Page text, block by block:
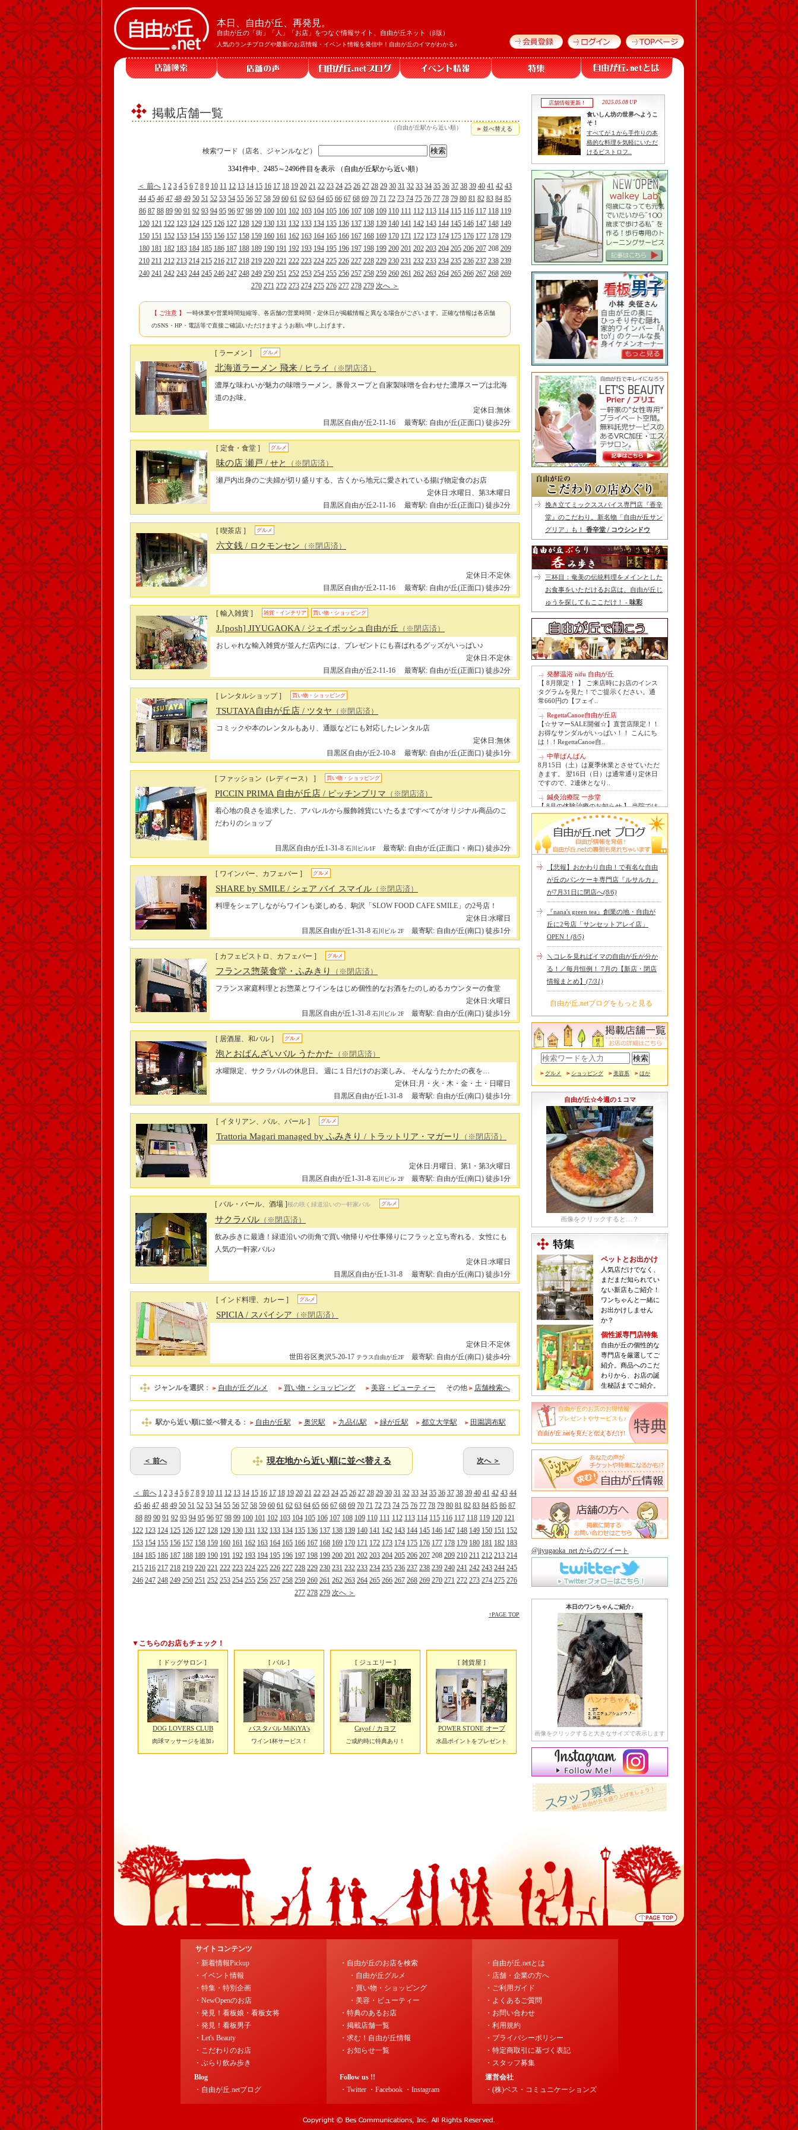
本日、自由が丘、再発見。
自由が丘の「街」「人」「お店」をつなぐ情報サイト、自由が丘ネット（β版）
人気のランチブログや最新のお店情報・イベント情報を発信中！自由が丘のイマがわかる♪
掲載店舗一覧
並べ替える
（自由が丘駅から近い順）
検索ワード（店名、ジャンルなど）
3341件中、2485～2496件目を表示 （自由が丘駅から近い順）
＜ 前へ 1 2 3 4 5 6 7 8 9 10 11 12 13 14 15 16 17 18 19 20 21 22 23 24 25 26 27 28 29 30 31 32 33 34 35 36 37 38 39 40 41 42 43
44 45 46 47 48 49 50 51 52 53 54 55 56 57 58 59 60 61 62 63 64 65 66 67 68 69 70 71 72 73 74 75 76 77 78 79 80 81 82 83 84 85
86 87 88 89 90 91 92 93 94 95 96 97 98 99 100 101 102 103 104 105 106 107 108 109 110 111 112 113 114 115 116 117 118 119
120 121 122 123 124 125 126 127 128 129 130 131 132 133 134 135 136 137 138 139 140 141 142 143 144 145 146 147 148 149
150 151 152 153 154 155 156 157 158 159 160 161 162 163 164 165 166 167 168 169 170 171 172 173 174 175 176 177 178 179
180 181 182 183 184 185 186 187 188 189 190 191 192 193 194 195 196 197 198 199 200 201 202 203 204 205 206 207 208 209
210 211 212 213 214 215 216 217 218 219 220 221 222 223 224 225 226 227 228 229 230 231 232 233 234 235 236 237 238 239
240 241 242 243 244 245 246 247 248 249 250 251 252 253 254 255 256 257 258 259 260 261 262 263 264 265 266 267 268 269
270 271 272 273 274 275 276 277 278 279 次へ ＞
【 ご注意 】
一時休業や営業時間短縮等、各店舗の営業時間・定休日が掲載情報と異なる場合がございます。正確な情報は各店舗
のSNS・HP・電話等で直接ご確認いただけますようお願い申し上げます。
[ ラーメン ] グルメ
北海道ラーメン 飛来 / ヒライ
（※閉店済）
濃厚な味わいが魅力の味噌ラーメン。豚骨スープと自家製味噌を合わせた濃厚スープは北海
道のお味。
定休日:無休
目黒区自由が丘2-11-16
最寄駅: 自由が丘(正面口) 徒歩2分
[ 定食・食堂 ] グルメ
味の店 瀬戸 / せと
（※閉店済）
瀬戸内出身のご夫婦が切り盛りする、古くから地元に愛されている揚げ物定食のお店
定休日:水曜日、第3木曜日
目黒区自由が丘2-11-16
最寄駅: 自由が丘(正面口) 徒歩2分
[ 喫茶店 ] グルメ
六文銭 / ロクモンセン （※閉店済）
定休日:不定休
目黒区自由が丘2-11-16
最寄駅: 自由が丘(正面口) 徒歩2分
[ 輸入雑貨 ] 雑貨・インテリア 買い物・ショッピング
J.[posh] JIYUGAOKA / ジェイポッシュ自由が丘
（※閉店済）
おしゃれな輸入雑貨が並んだ店内には、プレゼントにも喜ばれるグッズがいっぱい♪
定休日:不定休
目黒区自由が丘2-11-16
最寄駅: 自由が丘(正面口) 徒歩2分
[ レンタルショップ ] 買い物・ショッピング
TSUTAYA自由が丘店 / ツタヤ （※閉店済）
コミックや本のレンタルもあり、通販などにも対応したレンタル店
定休日:無休
目黒区自由が丘2-10-8
最寄駅: 自由が丘(正面口) 徒歩1分
[ ファッション（レディース） ] 買い物・ショッピング
PICCIN PRIMA 自由が丘店 / ピッチンプリマ （※閉店済）
着心地の良さを追求した、アパレルから服飾雑貨にいたるまですべてがオリジナル商品のこ
だわりのショップ
目黒区自由が丘1-31-8 石川ビル1F 最寄駅: 自由が丘(正面口・南口) 徒歩2分
[ ワインバー、カフェバー ] グルメ
SHARE by SMILE / シェア バイ スマイル （※閉店済）
料理をシェアしながらワインも楽しめる、駒沢「SLOW FOOD CAFE SMILE」の2号店！
定休日:水曜日
目黒区自由が丘1-31-8 石川ビル 2F 最寄駅: 自由が丘(南口) 徒歩1分
[ カフェビストロ、カフェバー ] グルメ
フランス惣菜食堂・ふみきり
（※閉店済）
フランス家庭料理とお惣菜とワインをはじめ個性的なお酒をたのしめるカウンターの食堂
定休日:火曜日
目黒区自由が丘1-31-8 石川ビル 2F 最寄駅: 自由が丘(南口) 徒歩1分
[ 居酒屋、和バル ] グルメ
泡とおばんざいバル うたかた
（※閉店済）
水曜限定、サクラバルの休息日。 週に１日だけのお楽しみ。 そんなうたかたの夜を…
定休日:月・火・木・金・土・日曜日
目黒区自由が丘1-31-8
最寄駅: 自由が丘(南口) 徒歩1分
[ イタリアン、バル、バール ] グルメ
Trattoria Magari managed by ふみきり / トラットリア・マガーリ （※閉店済）
定休日:月曜日、第1・第3火曜日
目黒区自由が丘1-31-8 石川ビル 2F 最寄駅: 自由が丘(南口) 徒歩1分
[ バル・バール、酒場 ]桜の咲く緑道沿いの一軒家バル グルメ
サクラバル （※閉店済）
飲み歩きに最適！緑道沿いの街角で買い物帰りや仕事帰りにフラッと立ち寄れる、女性にも
人気の一軒家バル♪
定休日:水曜日
目黒区自由が丘1-31-8
最寄駅: 自由が丘(南口) 徒歩1分
[ インド料理、カレー ] グルメ
SPICIA / スパイシア （※閉店済）
定休日:不定休
世田谷区奥沢5-20-17 テラス自由が丘2F 最寄駅: 自由が丘(南口) 徒歩4分
ジャンルを選択 ： 自由が丘グルメ 買い物・ショッピング 美容・ビューティー その他 店舗検索へ
駅から近い順に並べ替える ： 自由が丘駅 奥沢駅 九品仏駅 緑が丘駅 都立大学駅 田園調布駅
＜ 前へ 現在地から近い順に並べ替える 次へ ＞
＜ 前へ 1 2 3 4 5 6 7 8 9 10 11 12 13 14 15 16 17 18 19 20 21 22 23 24 25 26 27 28 29 30 31 32 33 34 35 36 37 38 39 40 41 42 43 44
45 46 47 48 49 50 51 52 53 54 55 56 57 58 59 60 61 62 63 64 65 66 67 68 69 70 71 72 73 74 75 76 77 78 79 80 81 82 83 84 85 86 87
88 89 90 91 92 93 94 95 96 97 98 99 100 101 102 103 104 105 106 107 108 109 110 111 112 113 114 115 116 117 118 119 120 121
122 123 124 125 126 127 128 129 130 131 132 133 134 135 136 137 138 139 140 141 142 143 144 145 146 147 148 149 150 151 152
153 154 155 156 157 158 159 160 161 162 163 164 165 166 167 168 169 170 171 172 173 174 175 176 177 178 179 180 181 182 183
184 185 186 187 188 189 190 191 192 193 194 195 196 197 198 199 200 201 202 203 204 205 206 207 208 209 210 211 212 213 214
215 216 217 218 219 220 221 222 223 224 225 226 227 228 229 230 231 232 233 234 235 236 237 238 239 240 241 242 243 244 245
246 247 248 249 250 251 252 253 254 255 256 257 258 259 260 261 262 263 264 265 266 267 268 269 270 271 272 273 274 275 276
277 278 279 次へ ＞
↑PAGE TOP
▼こちらのお店もチェック！
[ ドッグサロン ]
DOG LOVERS CLUB
肉球マッサージを追加♪
[ バル ]
パスタバル MiKiYA's
ワイン1杯サービス！
[ ジュエリー ]
Cayof / カヨフ
ご成約時に特典あり！
[ 雑貨屋 ]
POWER STONE オーブ
水晶ポイントをプレゼント
店舗情報更新！ 2025.05.08 UP
食いしん坊の世界へようこ
そ！
すべてが１から手作りの本
格的な料理を気軽にいただ
けるビストロフ..
挽き立てミックススパイス専門店『香辛
堂』のこだわり。新名物「自由が丘サン
グリア」も！ 香辛堂 / コウシンドウ
三杯目：奄美の伝統料理をメインとした
お食事をいただけるお店は、自由が丘じ
ゅうを探してもここだけ！ - 味彩
発酵温浴 nifu 自由が丘
【 8月限定！ 】 ご来店時にお店のインス
タグラムを見た！でご提示ください。通
常660円の【フェイ..
RegettaCanoe自由が丘店
【☆サマーSALE開催☆】直営店限定！！
お得なサンダルがいっぱい！！ こんにち
は！！RegettaCanoe自..
中華ばんばん
8月15日（土）は夏季休業とさせていただ
きます。 翌16日（日）は通常通り定休日
ですので、2連休となり..
鍼灸治療院 一歩堂
【 8月の体験治療のお知らせ 】 当院では
毎月第1月曜日を体験dayとし、当院の施
術をお得に体験し..
Le Monde Gourmand
今年も南アルプス @sachiblueberryfarm か
ら美味しいブルーベリーが😋
https://www.instagram.com/sachi..
tomoru
土曜日限定ランチセット(12:00〜15:00)は
じまりました！※数量限定その日のおす
cheese & booze ost
【 平日限定ランチメニュー 】 ワンプレー
トランチ登場！！パスタやリゾットにも
色々付くようにな..
京都九条ねぎ焼き専門店 ねぎ家 -時代
家 旬-
【ランチ限定】鉄板炙りホルモン丼🔥本
顧問契約 】 冷え性改善協会は、小規模の
エステサロン、リ..
【悲報】おかわり自由！で有名な自由
が丘のパンケーキ専門店『ルサルカ』
が7月31日に閉店へ(8/6)
『nana's green tea』創業の地・自由が
丘に2号店「サンセットアレイ店」
OPEN！ (8/5)
＼コレを見ればイマの自由が丘が分か
る！／毎月恒例！ 7月の【新店・閉店
情報まとめ】 (7/31)
自由が丘.netブログをもっと見る
グルメ ショッピング 美容系 ほか
自由が丘☆今週の１コマ
画像をクリックすると…？
ペットとお出かけ
人気店だけでなく、
まだまだ知られてい
ない新店もご紹介！
ワンちゃんと一緒に
お出かけしません
か？
個性派専門店特集
自由が丘の個性的な
専門店を厳選してご
紹介。商品へのこだ
わりから、お店の誕
生秘話までご紹介。
自由が丘のお店のお得情報
プレゼントやサービスも♪
自由が丘.netを見たと伝えるだけ!
@jiyugaoka_net からのツイート
本日のワンちゃんご紹介♪
画像をクリックすると大きなサイズで表示します
サイトコンテンツ
・新着情報Pickup
・イベント情報
・特集・特別企画
・NewOpenのお店
・発見！看板娘・看板女将
・発見！看板男子
・Let's Beauty
・こだわりのお店
・ぶらり飲み歩き
Blog
・自由が丘.netブログ
・自由が丘のお店を検索
・自由が丘グルメ
・買い物・ショッピング
・美容・ビューティー
・特典のあるお店
・掲載店舗一覧
・求む！自由が丘情報
・お知らせ一覧
Follow us !!
・Twitter
・Facebook ・Instagram
・自由が丘.netとは
・店舗・企業の方へ
・ご利用ガイド
・よくあるご質問
・お問い合わせ
・利用規約
・プライバシーポリシー
・特定商取引に基づく表記
・スタッフ募集
運営会社
・(株)ベス・コミュニケーションズ